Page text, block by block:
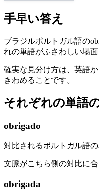
手早い答え
ブラジルポルトガル語の
れの単語がふさわしい場
確実な見分け方は、英語
きわめることです。
それぞれの単語
obrigado
対比されるポルトガル語
文脈がこちら側の対比に合
obrigada